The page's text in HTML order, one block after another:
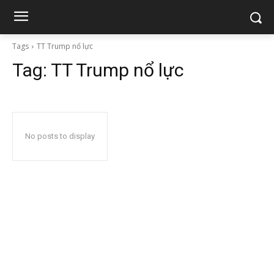
Tags TT Trump nổ lực
Tag: TT Trump nổ lực
No posts to display